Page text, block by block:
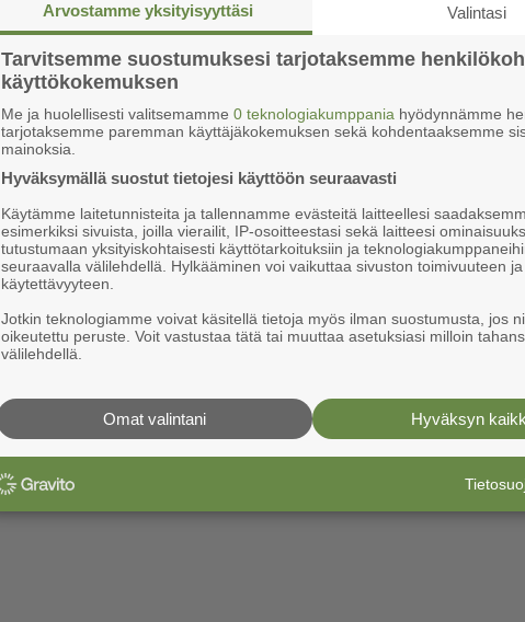
Arvostamme yksityisyyttäsi Valintasi
Tarvitsemme suostumuksesi tarjotaksemme
käyttökokemuksen
Me ja huolellisesti valitsemamme 0 teknologiakumppania hyödynnämme
tarjotaksemme paremman käyttäjäkokemuksen sekä kohdentaaksemme
mainoksia.
Hyväksymällä suostut tietojesi käyttöön seuraavasti
Käytämme laitetunnisteita ja tallennamme evästeitä laitteellesi
esimerkiksi sivuista, joilla vierailit, IP-osoitteestasi sekä laitteesi
tutustumaan yksityiskohtaisesti käyttötarkoituksiin ja
seuraavalla välilehdellä. Hylkääminen voi vaikuttaa sivuston toimivuuteen ja
käytettävyyteen.
Jotkin teknologiamme voivat käsitellä tietoja myös ilman suostumusta, jos
oikeutettu peruste. Voit vastustaa tätä tai muuttaa asetuksiasi milloin
välilehdellä.
Hyväksyn
Omat valintani